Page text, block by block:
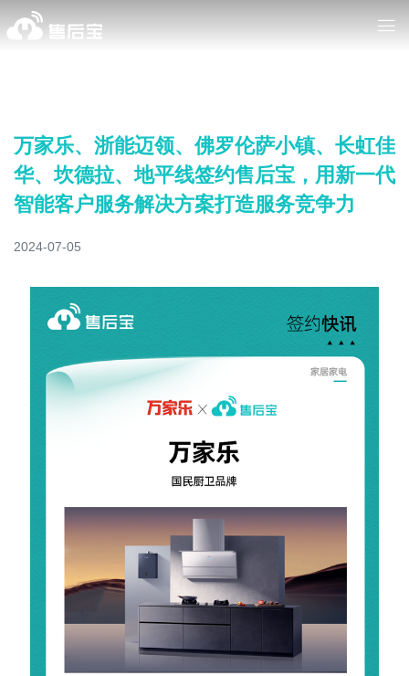
万家乐、浙能迈领、佛罗伦萨小镇、长虹佳
华、坎德拉、地平线签约售后宝，用新一代
智能客户服务解决方案打造服务竞争力
2024-07-05